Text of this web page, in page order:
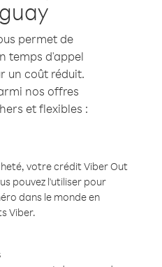
permet de
temps d'appel
un coût réduit.
nos offres
et flexibles :
votre crédit Viber Out
pouvez l'utiliser pour
dans le monde en
Viber.